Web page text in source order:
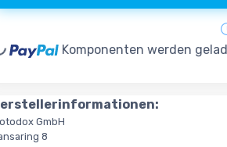
Komponenten werden
GmbH
8